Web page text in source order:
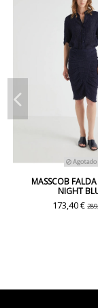
Agotado
MASSCOB
NIGHT
173,40 €